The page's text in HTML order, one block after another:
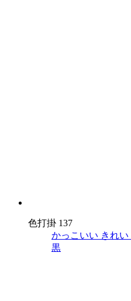
色打掛 137
かっこいい きれい
黒